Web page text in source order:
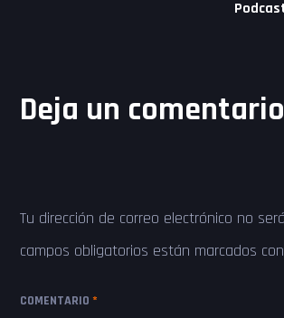
Deja un comentario
Tu dirección de correo electrónico no
campos obligatorios están marcados con
COMENTARIO *